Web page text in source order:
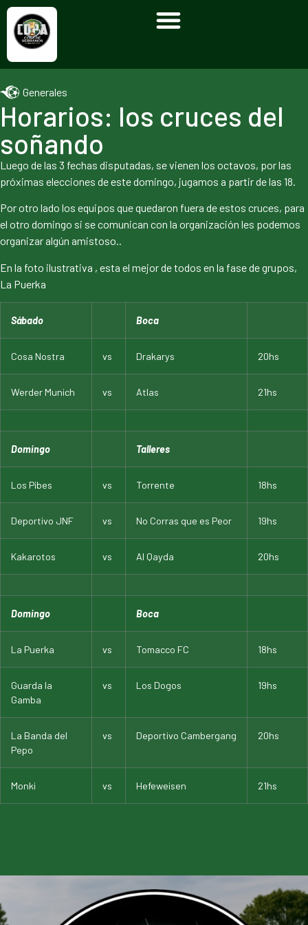
Generales
Horarios: los cruces del
soñando
Luego de las 3 fechas disputadas, se vienen los octavos, por las
próximas elecciones de este domingo, jugamos a partir de las 18.
Por otro lado los equipos que quedaron fuera de estos cruces, para
el otro domingo si se comunican con la organización les podemos
organizar algún amistoso..
En la foto ilustrativa , esta el mejor de todos en la fase de grupos,
La Puerka
Sábado Boca
Cosa Nostra vs Drakarys 20hs
Werder Munich vs Atlas 21hs
Domingo Talleres
Los Pibes vs Torrente 18hs
Deportivo JNF vs No Corras que es Peor 19hs
Kakarotos vs Al Qayda 20hs
Domingo Boca
La Puerka vs Tomacco FC 18hs
Guarda la
Gamba
vs Los Dogos 19hs
La Banda del
Pepo
vs Deportivo Cambergang 20hs
Monki vs Hefeweisen 21hs